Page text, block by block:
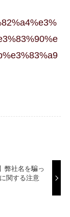
弊社名を騙っ
関する注意